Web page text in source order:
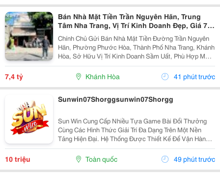
Bán Nhà Mặt Tiền Trần Nguyên Hãn, Trung
Tâm Nha Trang, Vị Trí Kinh Doanh Đẹp, Giá 7,4
Tỷ
Chính Chủ Gửi Bán Nhà Mặt Tiền Đường Trần Nguyên
Hãn, Phường Phước Hòa, Thành Phố Nha Trang, Khánh
Hòa, Sở Hữu Vị Trí Kinh Doanh Sầm Uất, Phù Hợp Mở
Cửa Hàng, Văn Phòng, Showroom Hoặc Đầu Tư Cho
Thuê Lâu Dài. Thông Tin Chi Tiết. - Địa Chỉ: Số...
7,4 tỷ Khánh Hòa 41 phút trước
Sunwin07Shorggsunwin07Shorgg
Sun Win Cung Cấp Nhiều Tựa Game Bài Đổi Thưởng
Cùng Các Hình Thức Giải Trí Đa Dạng Trên Một Nền
Tảng Hiện Đại. Hệ Thống Được Thiết Kế Để Vận Hành
Ổn Định, Truy Cập Nhanh Và Tương Thích Với Nhiều
Thiết Bị. Bên Cạnh Đó, Các Tính Năng Bảo Mật Cũng
Được...
10 triệu Toàn quốc 49 phút trước